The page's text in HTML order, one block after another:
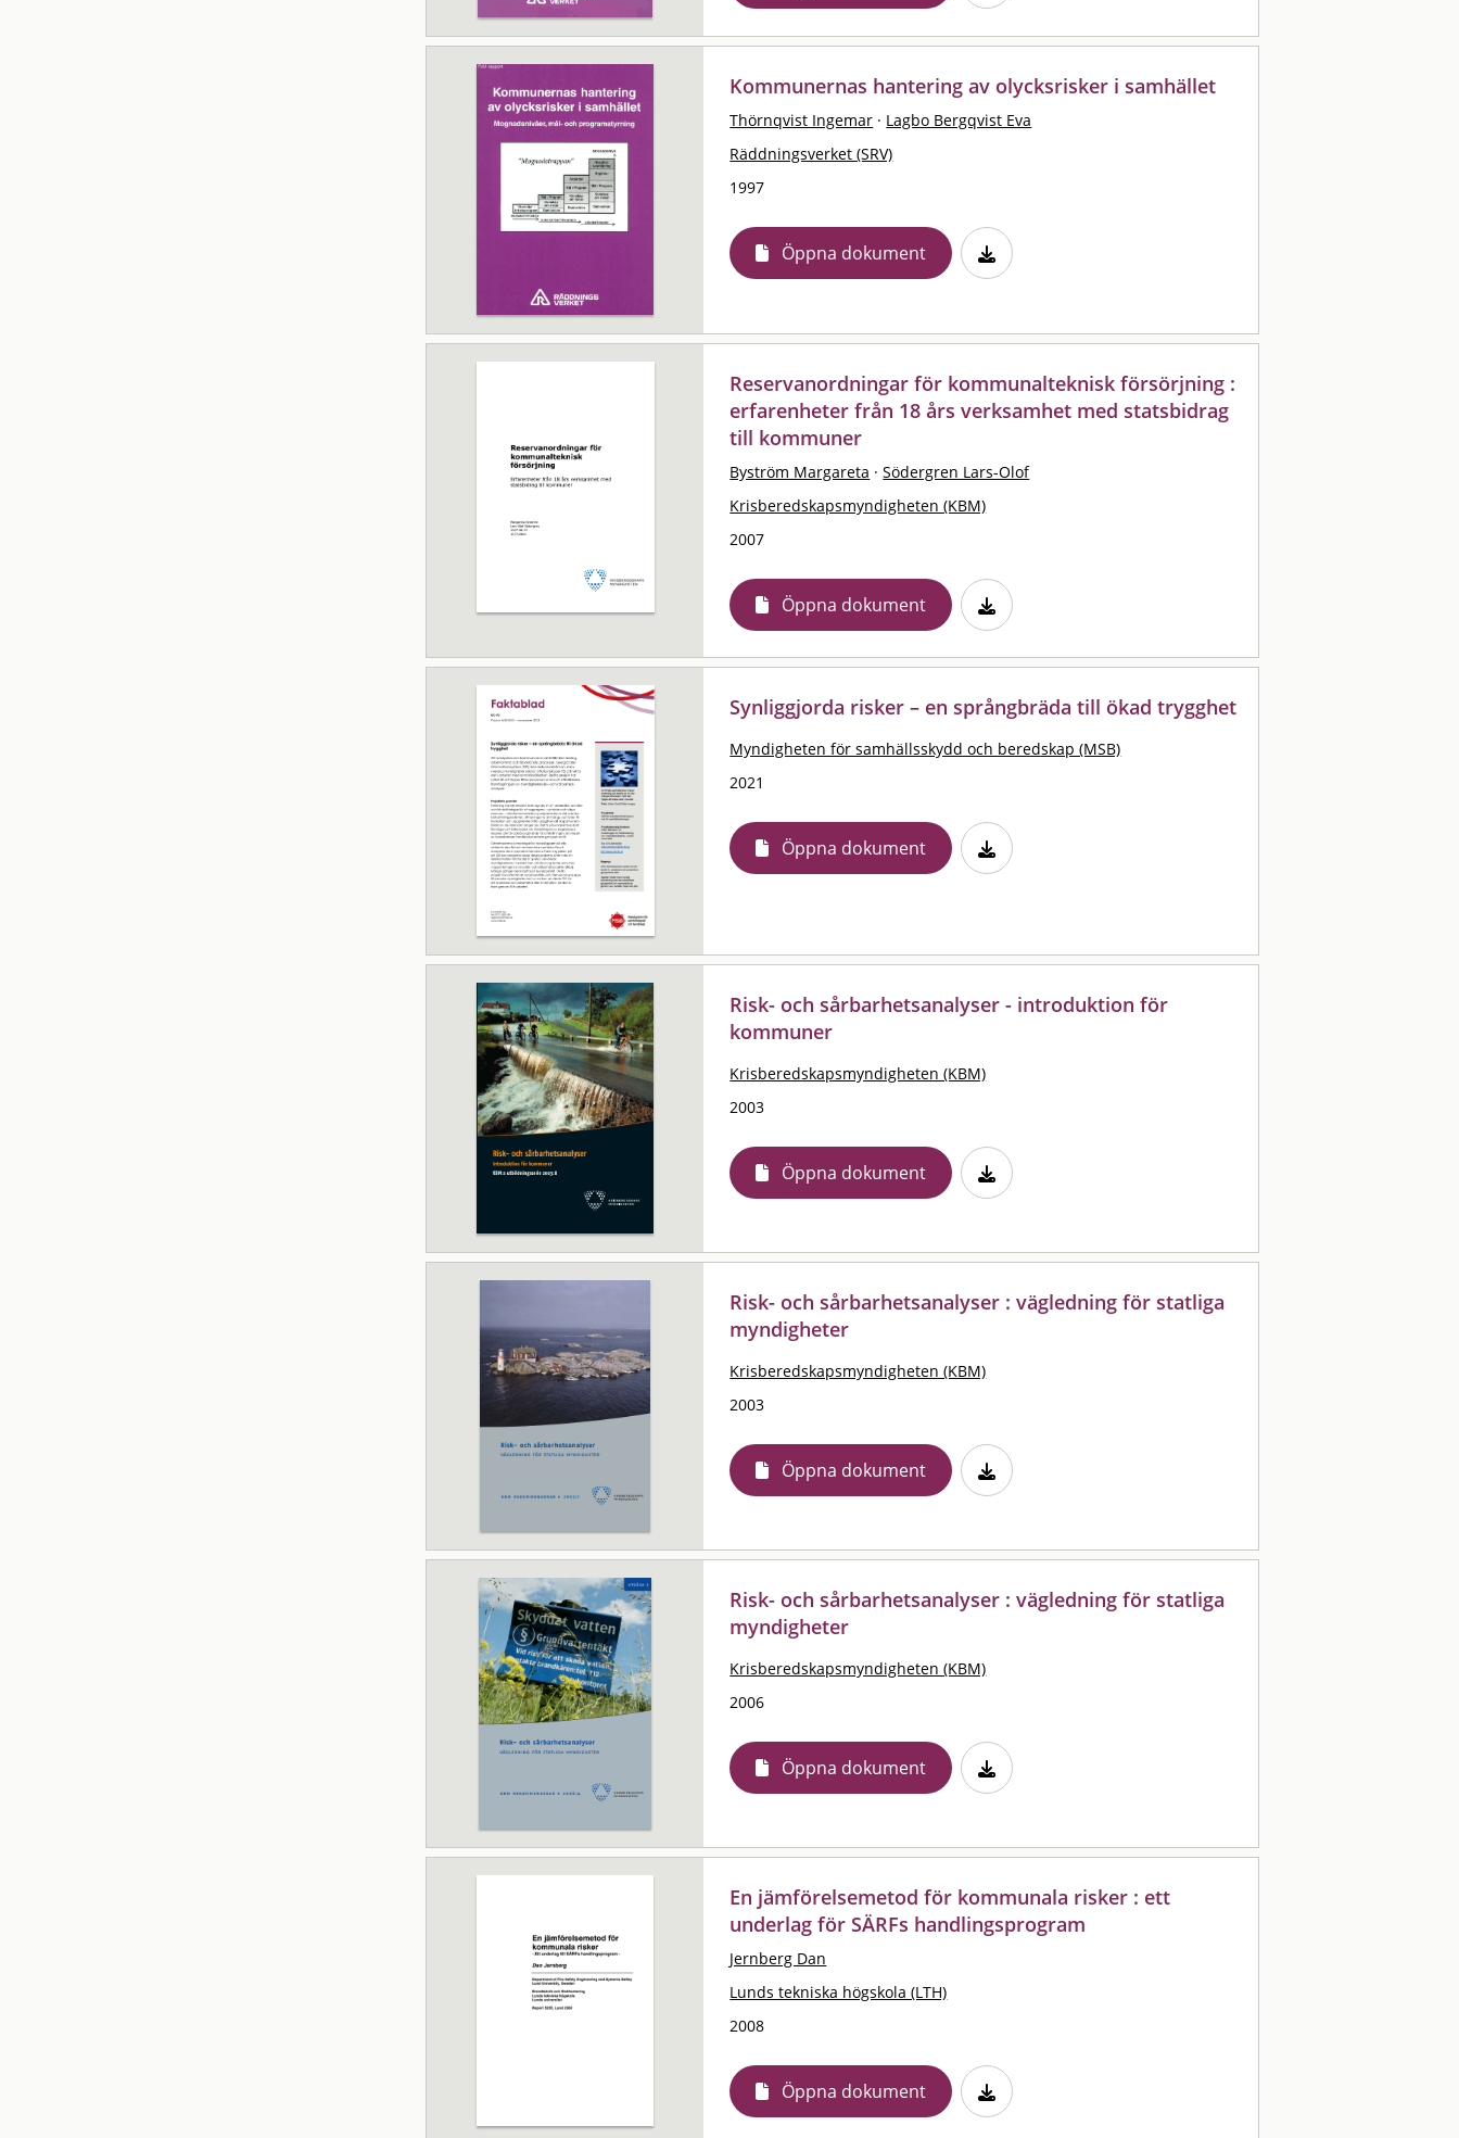
Kommunernas hantering av olycksrisker i samhället
Thörnqvist Ingemar · Lagbo Bergqvist Eva
Räddningsverket (SRV)
1997
Öppna dokument
Reservanordningar för kommunalteknisk försörjning :
erfarenheter från 18 års verksamhet med statsbidrag
till kommuner
Byström Margareta · Södergren Lars-Olof
Krisberedskapsmyndigheten (KBM)
2007
Öppna dokument
Synliggjorda risker – en språngbräda till ökad trygghet
Myndigheten för samhällsskydd och beredskap (MSB)
2021
Öppna dokument
Risk- och sårbarhetsanalyser - introduktion för
kommuner
Krisberedskapsmyndigheten (KBM)
2003
Öppna dokument
Risk- och sårbarhetsanalyser : vägledning för statliga
myndigheter
Krisberedskapsmyndigheten (KBM)
2003
Öppna dokument
Risk- och sårbarhetsanalyser : vägledning för statliga
myndigheter
Krisberedskapsmyndigheten (KBM)
2006
Öppna dokument
En jämförelsemetod för kommunala risker : ett
underlag för SÄRFs handlingsprogram
Jernberg Dan
Lunds tekniska högskola (LTH)
2008
Öppna dokument